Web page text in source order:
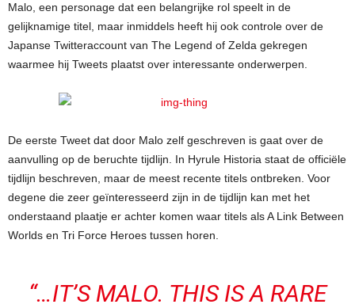
Malo, een personage dat een belangrijke rol speelt in de
gelijknamige titel, maar inmiddels heeft hij ook controle over de
Japanse Twitteraccount van The Legend of Zelda gekregen
waarmee hij Tweets plaatst over interessante onderwerpen.
De eerste Tweet dat door Malo zelf geschreven is gaat over de
aanvulling op de beruchte tijdlijn. In Hyrule Historia staat de officiële
tijdlijn beschreven, maar de meest recente titels ontbreken. Voor
degene die zeer geïnteresseerd zijn in de tijdlijn kan met het
onderstaand plaatje er achter komen waar titels als A Link Between
Worlds en Tri Force Heroes tussen horen.
“…IT’S MALO. THIS IS A RARE